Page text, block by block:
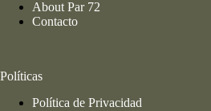
About Par 72
Contacto
Políticas
Política de Privacidad